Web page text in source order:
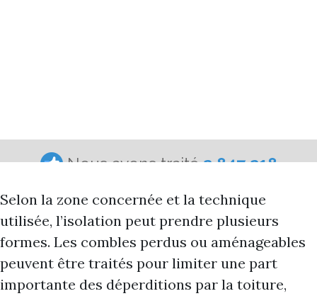
Selon la zone concernée et la technique
utilisée, l’isolation peut prendre plusieurs
formes. Les combles perdus ou aménageables
peuvent être traités pour limiter une part
importante des déperditions par la toiture,